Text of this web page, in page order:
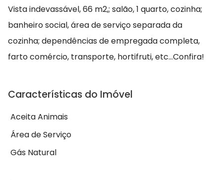
Vista indevassável, 66 m2,; salão, 1 quarto, cozinha;
banheiro social, área de serviço separada da
cozinha; dependências de empregada completa,
farto comércio, transporte, hortifruti, etc...Confira!
Características do Imóvel
Aceita Animais
Área de Serviço
Gás Natural